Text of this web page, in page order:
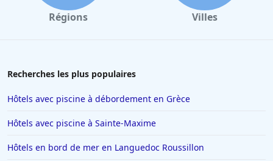
Régions Villes
Recherches les plus populaires
Hôtels avec piscine à débordement en Grèce
Hôtels avec piscine à Sainte-Maxime
Hôtels en bord de mer en Languedoc Roussillon